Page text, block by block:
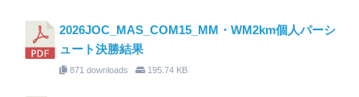
2026JOC_MAS_COM15_MM・WM2km個人パーシ
ュート決勝結果
871 downloads 195.74 KB